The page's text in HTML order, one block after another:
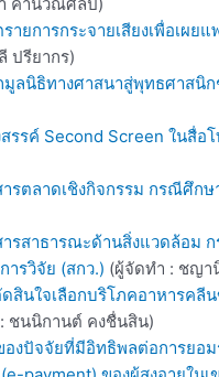
ายการกระจายเสียงเพื่อเผ
ปรียากร)
ลนิธิทางศาสนาสู่พุทธศาสนิก
รรค์ Second Screen ในสื่
รตลาดเชิงกิจกรรม กรณีศึก
รสาธารณะด้านสิ่งแวดล้อม
รวิจัย (สกว.) (ผู้จัดทำ : ชญา
สินใจเลือกบริโภคอาหารคลี
ชนนิกานต์ คงชื่นสิน)
องปัจจัยที่มีอิทธิพลต่อการยอ